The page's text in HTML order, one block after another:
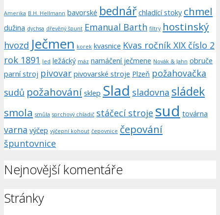
Amerika B.H. Hellmann bavorské bednář chladící stoky chmel
dužina dychsa dřevěný špunt Emanual Barth filtry hostinský
hvozd Ječmen korek kvasnice Kvas ročník XIX číslo 2
rok 1891 led ležácký máz namáčení ječmene Novák & Jahn obruče
parní stroj pivovar pivovarské stroje Plzeň požahovačka
sudů požahování sklep Slad sladovna sládek
smola smůla sprchový chladič stáčecí stroje sud továrna
varna výčep výčepní kohout čepovnice čepování
špuntovnice
Nejnovější komentáře
Stránky